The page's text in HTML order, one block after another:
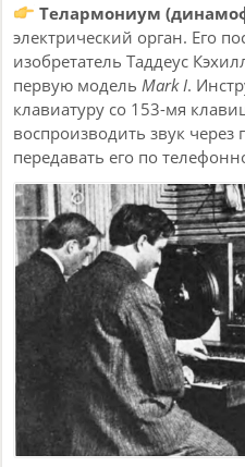
Телармониум
электрический орган. Его
изобретатель Таддеус
первую модель Mark I.
клавиатуру со 153-мя
воспроизводить звук
передавать его по